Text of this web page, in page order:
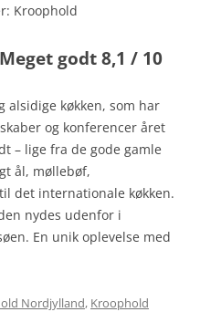
Kroophold
godt 8,1 / 10
alsidige køkken, som har
og konferencer året
– lige fra de gode gamle
ål, møllebøf,
det internationale køkken.
nydes udenfor i
En unik oplevelse med
Nordjylland, Kroophold